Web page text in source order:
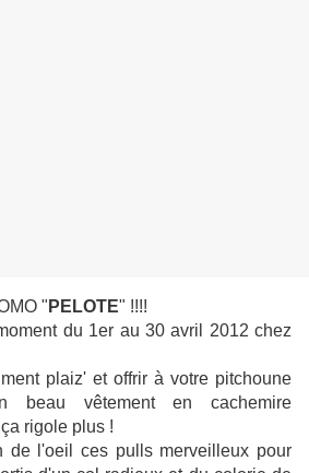
" PELOTE" !!!!
du 1er au 30 avril 2012 chez
plaiz' et offrir à votre pitchoune
beau vêtement en cachemire
rigole plus !
de l'oeil ces pulls merveilleux pour